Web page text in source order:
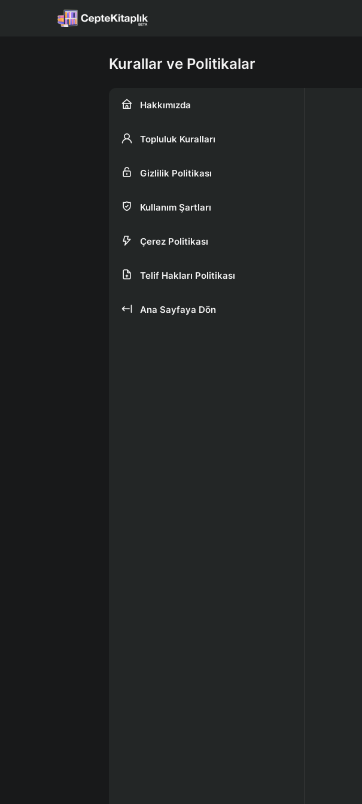
Kurallar ve Politikalar
Hakkımızda
Topluluk Kuralları
Gizlilik Politikası
Kullanım Şartları
Çerez Politikası
Telif Hakları Politikası
Ana Sayfaya Dön